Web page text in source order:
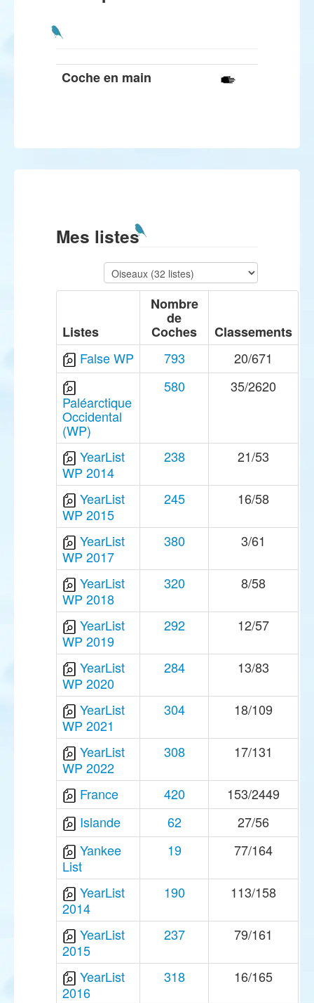
Coche en main
Mes listes
Listes
Nombre
de
Coches
Classements
False WP
793 20/671
Paléarctique
Occidental
(WP)
580 35/2620
YearList
WP 2014
238 21/53
YearList
WP 2015
245 16/58
YearList
WP 2017
380 3/61
YearList
WP 2018
320 8/58
YearList
WP 2019
292 12/57
YearList
WP 2020
284 13/83
YearList
WP 2021
304 18/109
YearList
WP 2022
308 17/131
France 420
153/2449
Islande
62
27/56
Yankee
List
19 77/164
YearList
2014
190 113/158
YearList
2015
237 79/161
YearList
2016
318 16/165